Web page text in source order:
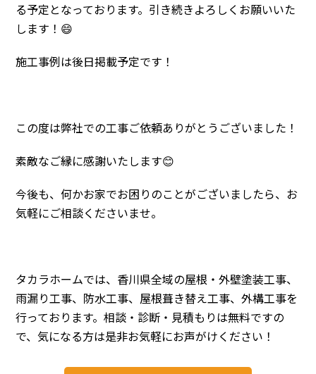
る予定となっております。引き続きよろしくお願いいた
します！😄
施工事例は後日掲載予定です！
この度は弊社での工事ご依頼ありがとうございました！
素敵なご縁に感謝いたします😊
今後も、何かお家でお困りのことがございましたら、お
気軽にご相談くださいませ。
タカラホームでは、香川県全域の屋根・外壁塗装工事、
雨漏り工事、防水工事、屋根葺き替え工事、外構工事を
行っております。相談・診断・見積もりは無料ですの
で、気になる方は是非お気軽にお声がけください！